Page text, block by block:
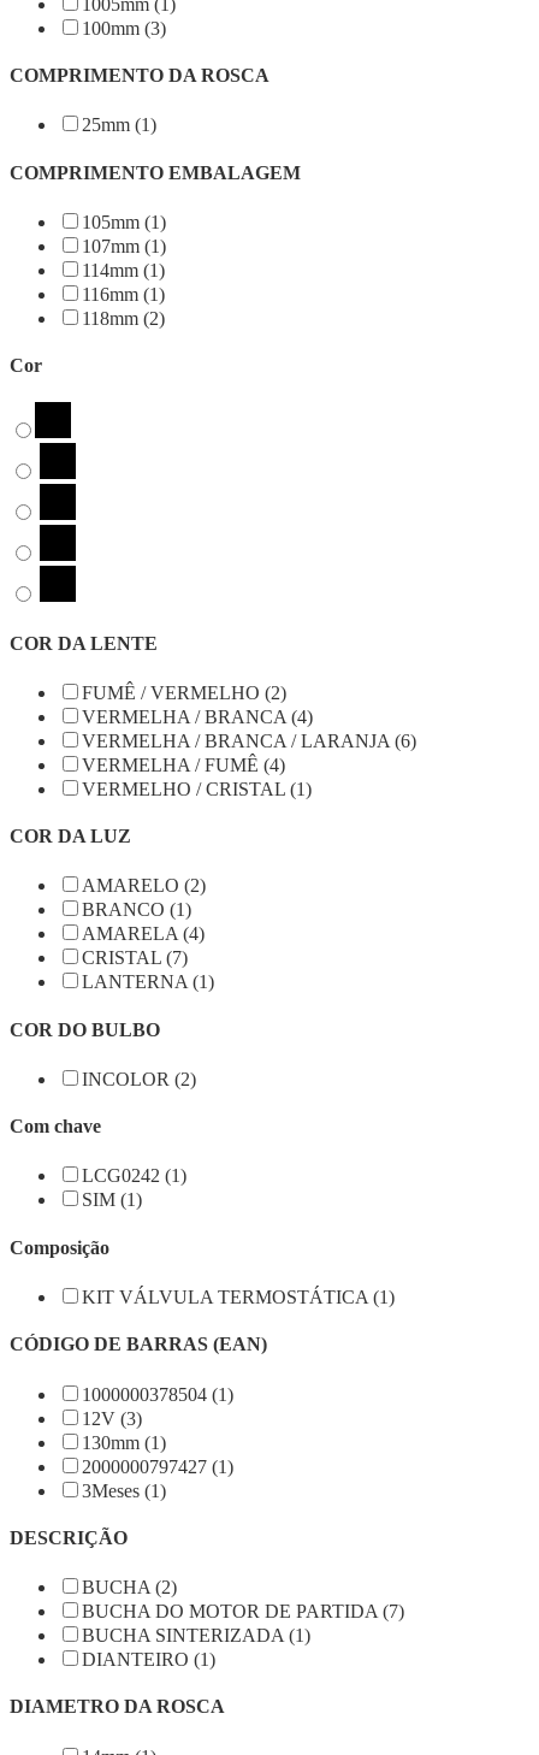
100mm (3)
COMPRIMENTO DA ROSCA
25mm (1)
COMPRIMENTO EMBALAGEM
105mm (1)
107mm (1)
114mm (1)
116mm (1)
118mm (2)
Cor
COR DA LENTE
FUMÊ / VERMELHO (2)
VERMELHA / BRANCA (4)
VERMELHA / BRANCA / LARANJA (6)
VERMELHA / FUMÊ (4)
VERMELHO / CRISTAL (1)
COR DA LUZ
AMARELO (2)
BRANCO (1)
AMARELA (4)
CRISTAL (7)
LANTERNA (1)
COR DO BULBO
INCOLOR (2)
Com chave
LCG0242 (1)
SIM (1)
Composição
KIT VÁLVULA TERMOSTÁTICA (1)
CÓDIGO DE BARRAS (EAN)
1000000378504 (1)
12V (3)
130mm (1)
2000000797427 (1)
3Meses (1)
DESCRIÇÃO
BUCHA (2)
BUCHA DO MOTOR DE PARTIDA (7)
BUCHA SINTERIZADA (1)
DIANTEIRO (1)
DIAMETRO DA ROSCA